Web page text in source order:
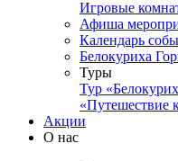
Игровые
Афиша
Календарь
Белокуриха
Туры
Тур
«Путешествие
Акции
О нас